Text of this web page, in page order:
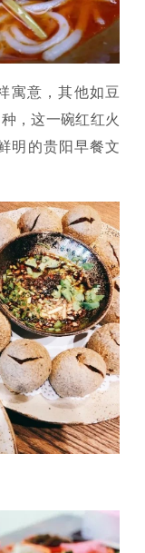
寓意，其他如豆
，这一碗红红火
明的贵阳早餐文